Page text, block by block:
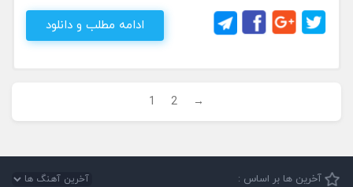
ادامه مطلب و دانلود
1 2 →
آخرین ها بر اساس :